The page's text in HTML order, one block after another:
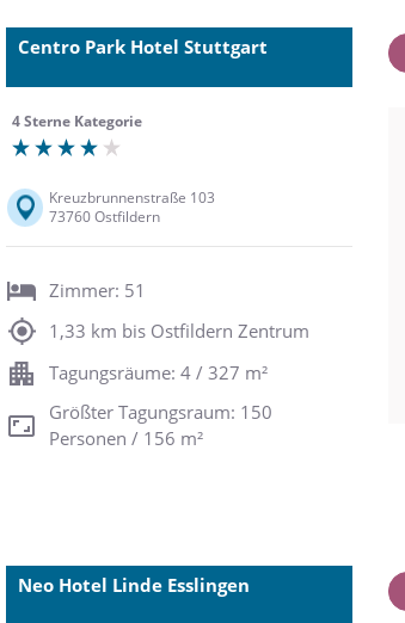
Centro Park Hotel Stuttgart
4 Sterne Kategorie
Kreuzbrunnenstraße 103
73760 Ostfildern
Zimmer: 51
1,33 km bis Ostfildern Zentrum
Tagungsräume: 4 / 327 m²
Größter Tagungsraum: 150
Personen / 156 m²
Neo Hotel Linde Esslingen